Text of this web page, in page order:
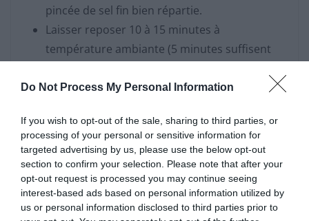
Do Not Process My Personal Information
If you wish to opt-out of the sale, sharing to third parties, or
processing of your personal or sensitive information for
targeted advertising by us, please use the below opt-out
section to confirm your selection. Please note that after your
opt-out request is processed you may continue seeing
interest-based ads based on personal information utilized by
us or personal information disclosed to third parties prior to
pincée de sel fin bien répartie.
Laisser reposer 10 à 15 minutes à
température ambiante (5 minutes suffisent
Verser dans une poêle légèrement beurrée,
doucement et souvent.
Retirer du feu dès que les œufs sont pris mais
encore brillants, avant qu’ils ne sèchent.
Selon l’Organisation mondiale de la Santé (OMS), la